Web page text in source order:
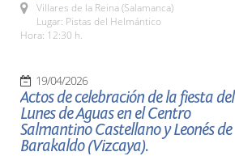
Villares de la Reina (Salamanca)
Lugar: Pistas del Helmántico
Hora: 12:30 h.
19/04/2026
Actos de celebración de la fiesta del
Lunes de Aguas en el Centro
Salmantino Castellano y Leonés de
Barakaldo (Vizcaya).